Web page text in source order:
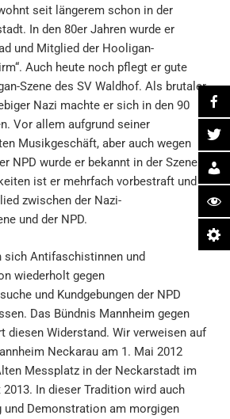
seit längerem schon in der
In den 80er Jahren wurde er
und Mitglied der Hooligan-
Auch heute noch pflegt er gute
Szene des SV Waldhof. Als brutaler
Nazi machte er sich in den 90
Vor allem aufgrund seiner
Musikgeschäft, aber auch wegen
NPD wurde er bekannt in der Szene.
ist er mehrfach vorbestraft und
zwischen der Nazi-
und der NPD.
sich Antifaschistinnen und
wiederholt gegen
und Kundgebungen der NPD
Das Bündnis Mannheim gegen
diesen Widerstand. Wir verweisen auf
Neckarau am 1. Mai 2012
Messplatz in der Neckarstadt im
2013. In dieser Tradition wird auch
und Demonstration am morgigen